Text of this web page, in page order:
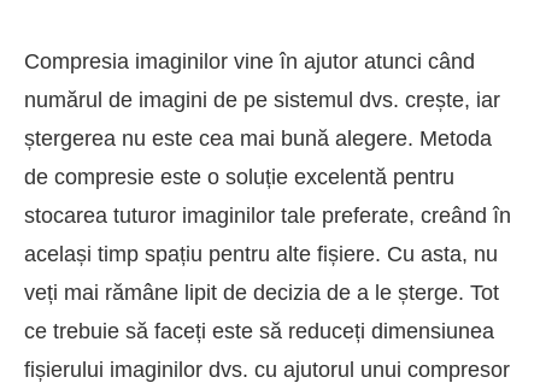
Compresia imaginilor vine în ajutor atunci când
numărul de imagini de pe sistemul dvs. crește, iar
ștergerea nu este cea mai bună alegere. Metoda
de compresie este o soluție excelentă pentru
stocarea tuturor imaginilor tale preferate, creând în
același timp spațiu pentru alte fișiere. Cu asta, nu
veți mai rămâne lipit de decizia de a le șterge. Tot
ce trebuie să faceți este să reduceți dimensiunea
fișierului imaginilor dvs. cu ajutorul unui compresor